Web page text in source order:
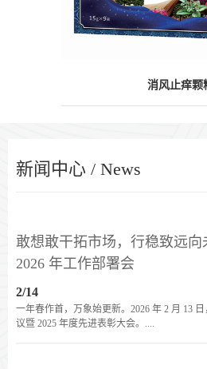
消风止痒颗
新闻中心 / News
敢想敢干拓市场，行稳致远
2026 年工作部署会
2/14
一年春作首，万象始更新。2026 年 2 月 13
议暨 2025 年度先进表彰大会。....